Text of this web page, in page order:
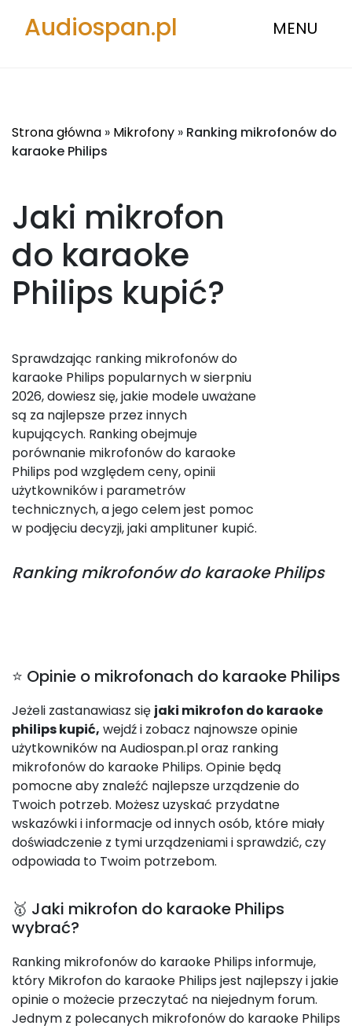
Audiospan.pl MENU
Strona główna » Mikrofony » Ranking mikrofonów do
karaoke Philips
Jaki mikrofon
do karaoke
Philips kupić?
Sprawdzając ranking mikrofonów do
karaoke Philips popularnych w sierpniu
2026, dowiesz się, jakie modele uważane
są za najlepsze przez innych
kupujących. Ranking obejmuje
porównanie mikrofonów do karaoke
Philips pod względem ceny, opinii
użytkowników i parametrów
technicznych, a jego celem jest pomoc
w podjęciu decyzji, jaki amplituner kupić.
Rankingmikrofonów do karaoke Philips
⭐ Opinie o mikrofonach do karaoke Philips
Jeżeli zastanawiasz się jaki mikrofon do karaoke
philips kupić, wejdź i zobacz najnowsze opinie
użytkowników na Audiospan.pl oraz ranking
mikrofonów do karaoke Philips. Opinie będą
pomocne aby znaleźć najlepsze urządzenie do
Twoich potrzeb. Możesz uzyskać przydatne
wskazówki i informacje od innych osób, które miały
doświadczenie z tymi urządzeniami i sprawdzić, czy
odpowiada to Twoim potrzebom.
🥇 Jaki mikrofon do karaoke Philips
wybrać?
Ranking mikrofonów do karaoke Philips informuje,
który Mikrofon do karaoke Philips jest najlepszy i jakie
opinie o możecie przeczytać na niejednym forum.
Jednym z polecanych mikrofonów do karaoke Philips